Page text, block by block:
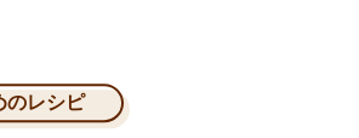
のレシピ